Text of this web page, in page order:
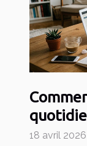
18 avril